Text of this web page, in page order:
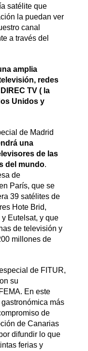
satélite que
la puedan ver
canal
a través del
amplia
redes
TV ( la
Unidos y
de Madrid
una
de las
del mundo.
de
París, que se
39 satélites de
Hote Brid,
Eutelsat, y que
de televisión y
millones de
de FITUR,
su
En este
más
de
de Canarias
difundir lo que
ferias y